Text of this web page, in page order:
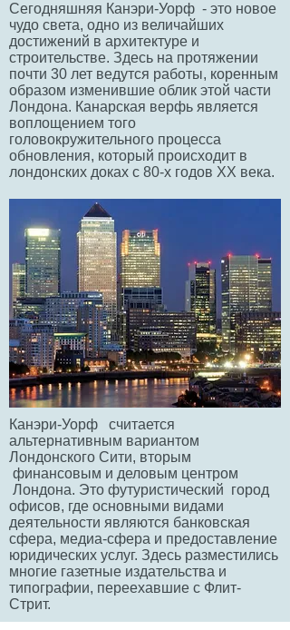
Сегодняшняя Канэри-Уорф - это новое
чудо света, одно из величайших
достижений в архитектуре и
строительстве. Здесь на протяжении
почти 30 лет ведутся работы, коренным
образом изменившие облик этой части
Лондона. Канарская верфь является
воплощением того
головокружительного процесса
обновления, который происходит в
лондонских доках с 80-х годов XX века.
Канэри-Уорф считается
альтернативным вариантом
Лондонского Сити, вторым
финансовым и деловым центром
Лондона. Это футуристический город
офисов, где основными видами
деятельности являются банковская
сфера, медиа-сфера и предоставление
юридических услуг. Здесь разместились
многие газетные издательства и
типографии, переехавшие с Флит-
Стрит.